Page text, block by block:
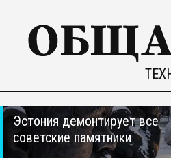
Эстония демонтирует все
советские памятники